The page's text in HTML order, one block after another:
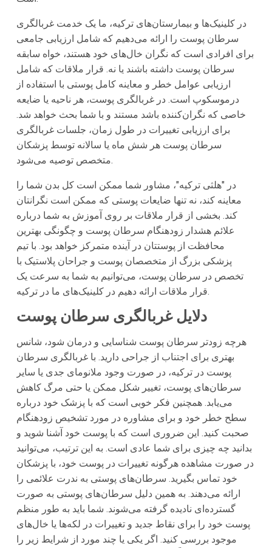
در کلینیک‌ها و بیمارستان‌های ترکیه، ما یک خدمت غربالگری
سرطان پوست را ارائه می‌دهیم که شامل ارزیابی جامعی
برای افرادی است که نگران خال‌های خود هستند، خواه سابقه
سرطان پوست داشته باشند یا نه. قرار ملاقات که شامل
ارزیابی عوامل خطر و معاینه کامل پوستی با استفاده از
درموسکوپ است. در غربالگری پوست، هر ناحیه یا ضایعه
خاصی که نگران‌کننده باشد مستند و با شما بحث خواهد شد.
برای ارزیابی تغییرات در طول زمان، جلسات غربالگری
سرطان پوست هر شش ماه یا سالانه توسط پزشکان
متخصص توصیه می‌شود.
در "هلثی ترکیه"، مشاور شما ممکن است کل بدن شما را
معاینه کند، نه تنها ضایعات پوستی که ممکن است نگرانتان
کند. بخشی از قرار ملاقات بر روی آموزش به شما درباره
علائم هشدار زودھنگام سرطان پوست و چگونگی بهترین
محافظت از پوستتان در آینده متمرکز خواهد بود. با تیم
پزشکی بزرگ از متخصصان پوست و جراحان پلاستیک با
تخصص در سرطان پوست، می‌توانیم به شما به سرعت یک
قرار ملاقات ارائه دهیم در کلینیک‌های ما در ترکیه.
دلایل غربالگری سرطان پوست
هرچه زودتر سرطان پوست شناسایی و درمان شود، شانس
بهتری برای اجتناب از جراحی دارید. با غربالگری سرطان
پوست در ترکیه، در صورت وجود ملانومای جدی یا سایر
سرطان‌های پوست، تغییر شکل ممکن یا حتی مرگ کاهش
می‌یابد. همچنین فکر خوبی است که با پزشک خود درباره
سطح خطر خود و برای مشاوره در مورد تشخیص زودهنگام
صحبت کنید. این ضروری است که با پوست خود آشنا شوید و
بدانید چه چیزی برای شما عادی است. به این ترتیب، می‌توانید
در صورت مشاهده هرگونه تغییرات در پوست خود، با پزشکان
خود تماس بگیرید. سرطان‌های پوستی به ندرت علائمی را
ارائه می‌دهند. به همین دلیل سرطان‌های پوستی به صورت
گسترده‌ای نادیده گرفته می‌شوند. شما باید به طور منظم
پوست خود را برای نقاط جدید و تغییرات در لکه‌ها یا خال‌های
موجود بررسی کنید. اگر یکی یا چند مورد از شرایط زیر را